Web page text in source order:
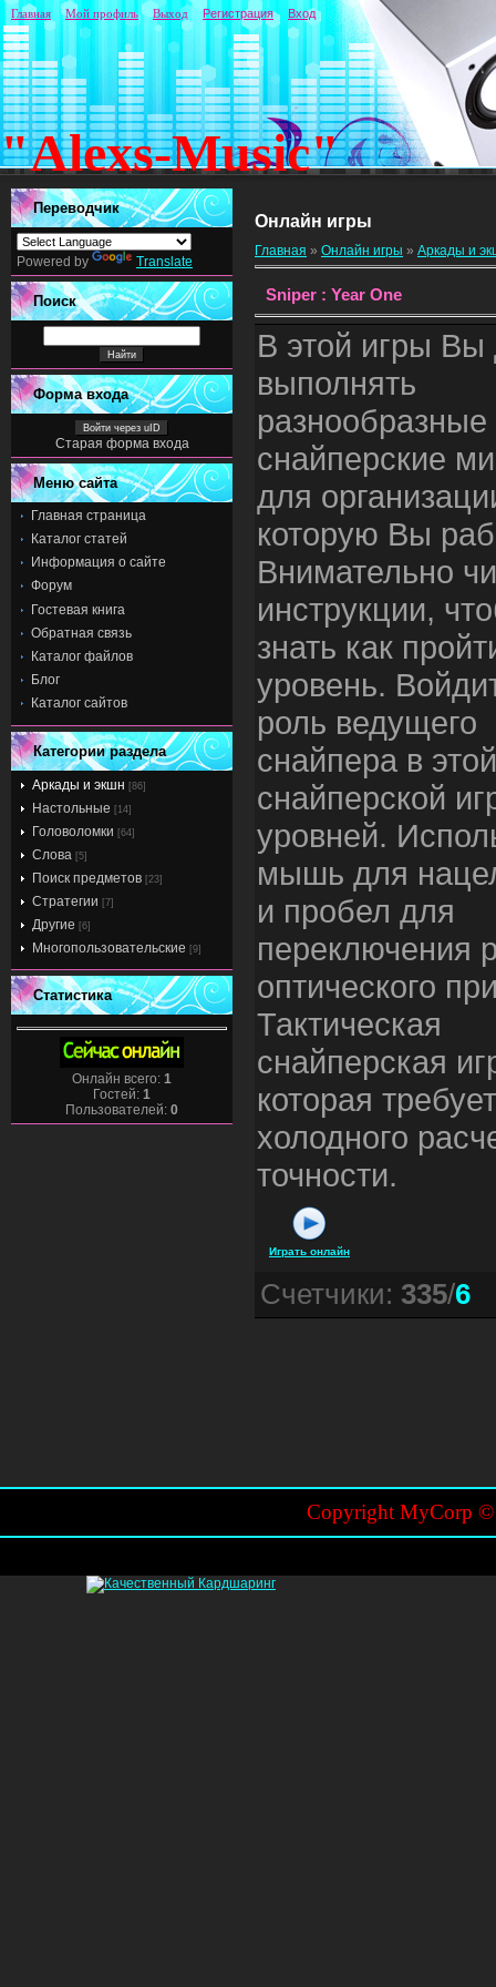
"Alexs-Music"
Главная Мой профиль Выход Регистрация Вход
Переводчик
Powered by Translate
Поиск
Форма входа
Войти через uID
Старая форма входа
Меню сайта
Главная страница
Каталог статей
Информация о сайте
Форум
Гостевая книга
Обратная связь
Каталог файлов
Блог
Каталог сайтов
Категории раздела
Аркады и экшн [86]
Настольные [14]
Головоломки [64]
Слова [5]
Поиск предметов [23]
Стратегии [7]
Другие [6]
Многопользовательские [9]
Статистика
Онлайн всего: 1
Гостей: 1
Пользователей: 0
Онлайн игры
Главная » Онлайн игры » Аркады и
Sniper : Year One
В этой игры
выполнять
разнообразные
снайперские
для
которую Вы
Внимательно
инструкции,
знать как
уровень.
роль ведущего
снайпера в этой
снайперской
уровней.
мышь для
и пробел для
переключения
оптического
Тактическая
снайперская
которая требует
холодного
точности.
Играть онлайн
Счетчики: 335/6
Copyright MyCorp